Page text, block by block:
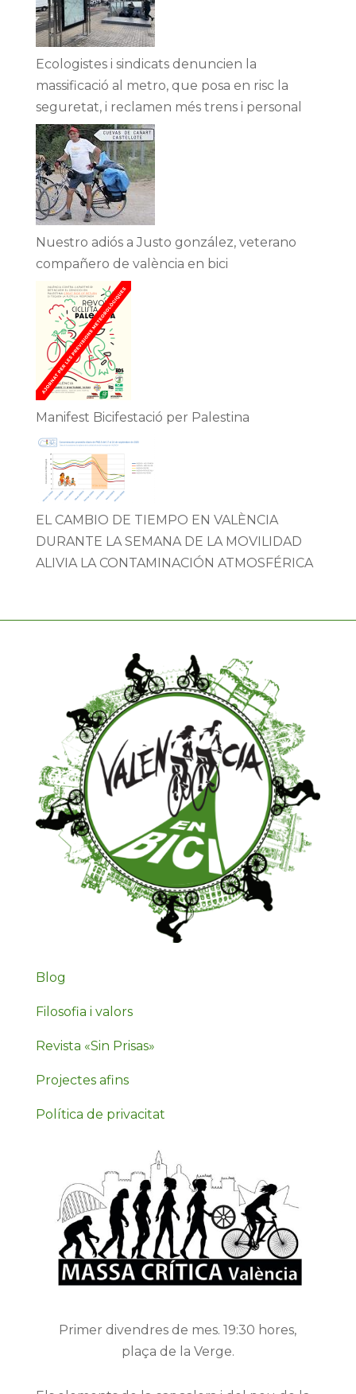
Ecologistes i sindicats denuncien la
massificació al metro, que posa en risc la
seguretat, i reclamen més trens i personal
Nuestro adiós a Justo gonzález, veterano
compañero de valència en bici
Manifest Bicifestació per Palestina
EL CAMBIO DE TIEMPO EN VALÈNCIA
DURANTE LA SEMANA DE LA MOVILIDAD
ALIVIA LA CONTAMINACIÓN ATMOSFÉRICA
Blog
Filosofia i valors
Revista «Sin Prisas»
Projectes afins
Política de privacitat
Primer divendres de mes. 19:30 hores,
plaça de la Verge.